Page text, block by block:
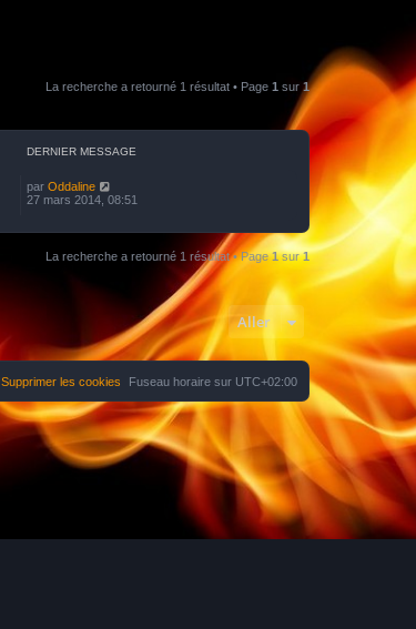
La recherche a retourné 1 résultat • Page 1 sur 1
DERNIER MESSAGE
par Oddaline
27 mars 2014, 08:51
La recherche a retourné 1 résultat • Page1sur1
Aller
Fuseau horaire sur UTC+02:00
Supprimer les cookies